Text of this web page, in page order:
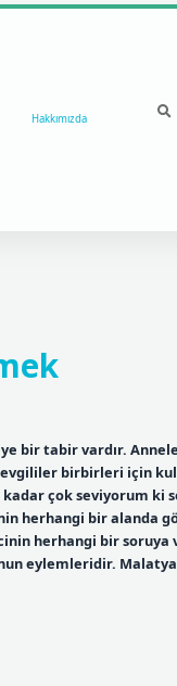
Hakkımızda
bir tabir vardır.
birbirleri için
çok seviyorum ki
herhangi bir alanda
herhangi bir
eylemleridir.